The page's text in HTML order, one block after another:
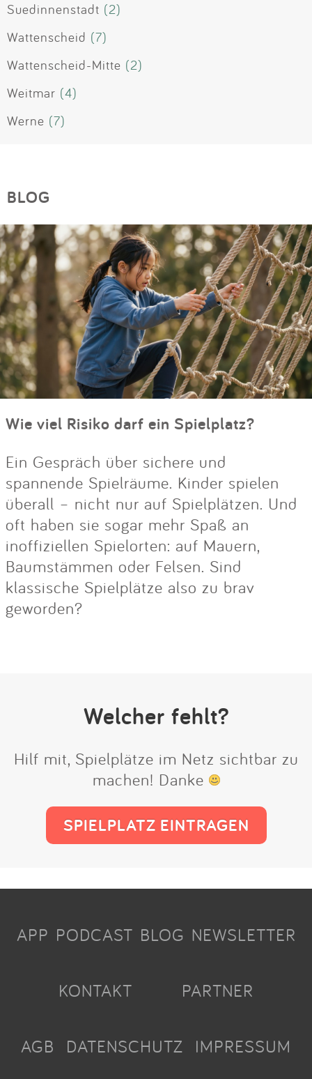
Suedinnenstadt (2)
Wattenscheid (7)
Wattenscheid-Mitte (2)
Weitmar (4)
Werne (7)
BLOG
Wie viel Risiko darf ein Spielplatz?
Ein Gespräch über sichere und
spannende Spielräume. Kinder spielen
überall – nicht nur auf Spielplätzen. Und
oft haben sie sogar mehr Spaß an
inoffiziellen Spielorten: auf Mauern,
Baumstämmen oder Felsen. Sind
klassische Spielplätze also zu brav
geworden?
Welcher fehlt?
Hilf mit, Spielplätze im Netz sichtbar zu
machen! Danke
SPIELPLATZ EINTRAGEN
APP PODCAST BLOG NEWSLETTER
KONTAKT PARTNER
AGB DATENSCHUTZ IMPRESSUM